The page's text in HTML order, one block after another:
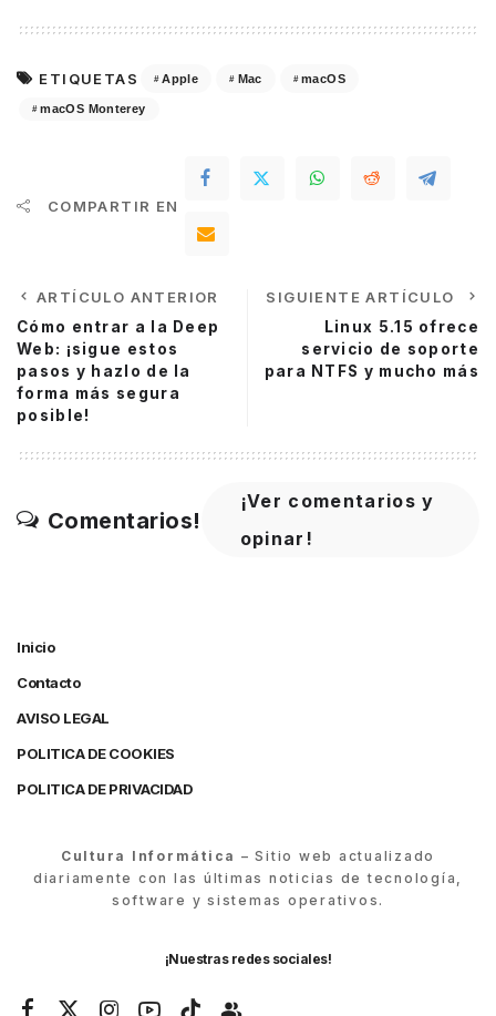
ETIQUETAS Apple Mac macOS
macOS Monterey
COMPARTIR EN
ARTÍCULO ANTERIOR
Cómo entrar a la Deep
Web: ¡sigue estos
pasos y hazlo de la
forma más segura
posible!
SIGUIENTE ARTÍCULO
Linux 5.15 ofrece
servicio de soporte
para NTFS y mucho más
Comentarios!
¡Ver comentarios y
opinar!
Inicio
Contacto
AVISO LEGAL
POLITICA DE COOKIES
POLITICA DE PRIVACIDAD
Cultura Informática – Sitio web actualizado
diariamente con las últimas noticias de tecnología,
software y sistemas operativos.
¡Nuestras redes sociales!